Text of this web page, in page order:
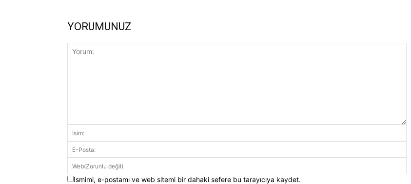
YORUMUNUZ
Ismimi, e-postamı ve web sitemi bir dahaki sefere bu tarayıcıya kaydet.